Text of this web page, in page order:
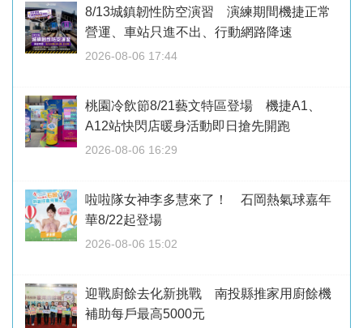
8/13城鎮韌性防空演習 演練期間機捷正常
營運、車站只進不出、行動網路降速
2026-08-06 17:44
桃園冷飲節8/21藝文特區登場 機捷A1、
A12站快閃店暖身活動即日搶先開跑
2026-08-06 16:29
啦啦隊女神李多慧來了！ 石岡熱氣球嘉年
華8/22起登場
2026-08-06 15:02
迎戰廚餘去化新挑戰 南投縣推家用廚餘機
補助每戶最高5000元